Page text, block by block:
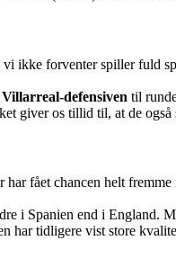
vi ikke forventer spiller fuld
Villarreal-defensiven til
giver os tillid til, at de også
fået chancen helt
i Spanien end i England.
har tidligere vist store